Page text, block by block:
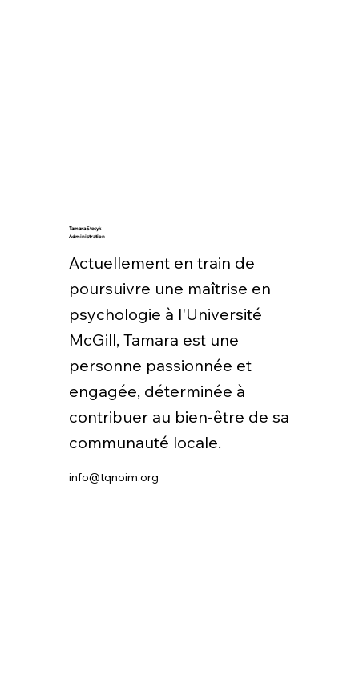
Tamara Stecyk
Administration
Actuellement en train de
poursuivre une maîtrise en
psychologie à l'Université
McGill, Tamara est une
personne passionnée et
engagée, déterminée à
contribuer au bien-être de sa
communauté locale.
info@tqnoim.org